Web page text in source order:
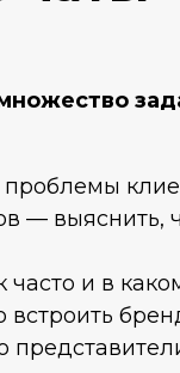
выяснить,
и в